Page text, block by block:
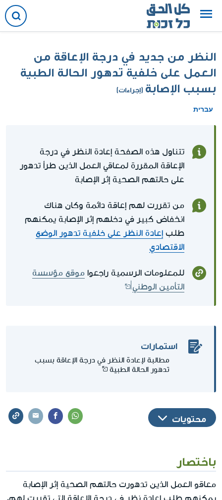
النظر من جديد في درجة الإعاقة من
العمل على خلفية تدهور الحالة الطبية
بسبب الإصابة (إجراءات)
עברית
تتناول هذه الصفحة إعادة النظر في درجة
الإعاقة المقررة لمعاقي العمل الذين طرأ تدهور
على حالتهم الصحية إثر الإصابة
من تقررت لهم إعاقة دائمة وكان هناك
انخفاض كبير في دخلهم إثر الإصابة يمكنهم
طلب إعادة النظر على خلفية تدهور الوضع
الاقتصادي
للمعلومات الرسمية راجعوا موقع مؤسسة
التأمين الوطني
استمارات
مطالبة لإعادة النظر في درجة الإعاقة بسبب
تدهور الحالة الطبية
محتويات
باختصار
معاقو العمل الذين تدهورت حالتهم الصحية إثر الإصابة